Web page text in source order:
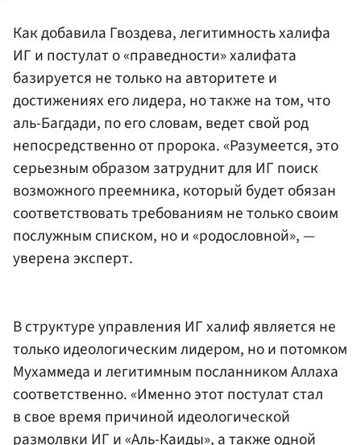
Как добавила Гвоздева, легитимность халифа
ИГ и постулат о «праведности» халифата
базируется не только на авторитете и
достижениях его лидера, но также на том, что
аль-Багдади, по его словам, ведет свой род
непосредственно от пророка. «Разумеется, это
серьезным образом затруднит для ИГ поиск
возможного преемника, который будет обязан
соответствовать требованиям не только своим
послужным списком, но и «родословной», —
уверена эксперт.
В структуре управления ИГ халиф является не
только идеологическим лидером, но и потомком
Мухаммеда и легитимным посланником Аллаха
соответственно. «Именно этот постулат стал
в свое время причиной идеологической
размолвки ИГ и «Аль-Каиды», а также одной